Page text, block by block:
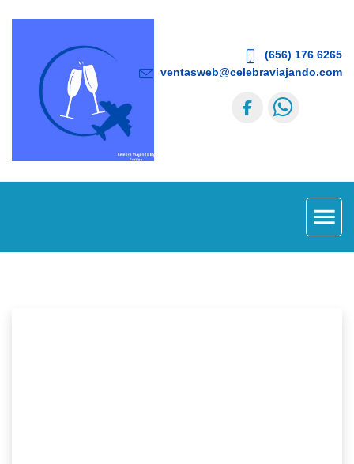
(656) 176 6265
ventasweb@celebraviajando.com
menu